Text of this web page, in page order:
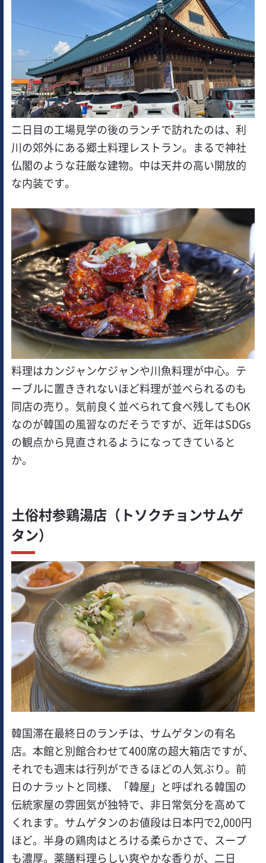
二日目の工場見学の後のランチで訪れたのは、利
川の郊外にある郷土料理レストラン。まるで神社
仏閣のような荘厳な建物。中は天井の高い開放的
な内装です。
料理はカンジャンケジャンや川魚料理が中心。テ
ーブルに置ききれないほど料理が並べられるのも
同店の売り。気前良く並べられて食べ残してもOK
なのが韓国の風習なのだそうですが、近年はSDGs
の観点から見直されるようになってきていると
か。
土俗村参鶏湯店（トソクチョンサムゲ
タン）
韓国滞在最終日のランチは、サムゲタンの有名
店。本館と別館合わせて400席の超大箱店ですが、
それでも週末は行列ができるほどの人気ぶり。前
日のナラットと同様、「韓屋」と呼ばれる韓国の
伝統家屋の雰囲気が独特で、非日常気分を高めて
くれます。サムゲタンのお値段は日本円で2,000円
ほど。半身の鶏肉はとろける柔らかさで、スープ
も濃厚。薬膳料理らしい爽やかな香りが、二日